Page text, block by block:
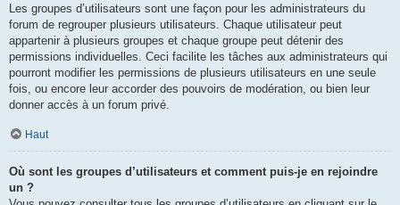
Les groupes d’utilisateurs sont une façon pour les administrateurs du
forum de regrouper plusieurs utilisateurs. Chaque utilisateur peut
appartenir à plusieurs groupes et chaque groupe peut détenir des
permissions individuelles. Ceci facilite les tâches aux administrateurs qui
pourront modifier les permissions de plusieurs utilisateurs en une seule
fois, ou encore leur accorder des pouvoirs de modération, ou bien leur
donner accès à un forum privé.
Haut
Où sont les groupes d’utilisateurs et comment puis-je en rejoindre
un ?